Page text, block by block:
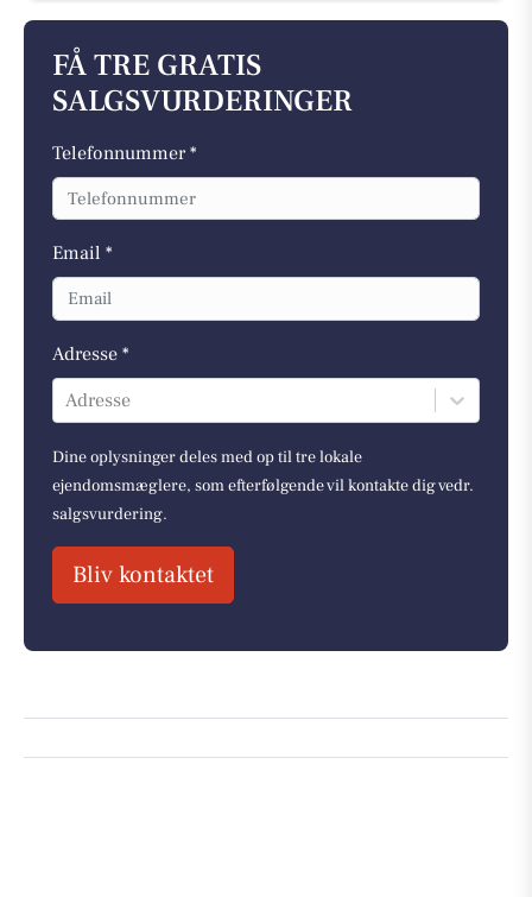
FÅ TRE GRATIS
SALGSVURDERINGER
Telefonnummer *
Email *
Adresse *
Adresse
Dine oplysninger deles med op til tre lokale
ejendomsmæglere, som efterfølgende vil kontakte dig vedr.
salgsvurdering.
Bliv kontaktet